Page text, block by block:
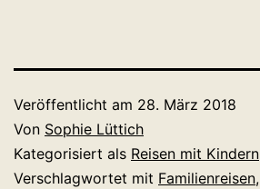
Veröffentlicht am 28. März 2018
Von Sophie Lüttich
Kategorisiert als Reisen mit Kindern
Verschlagwortet mit Familienreisen,